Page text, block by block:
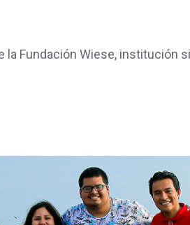
Fundación Wiese, institución